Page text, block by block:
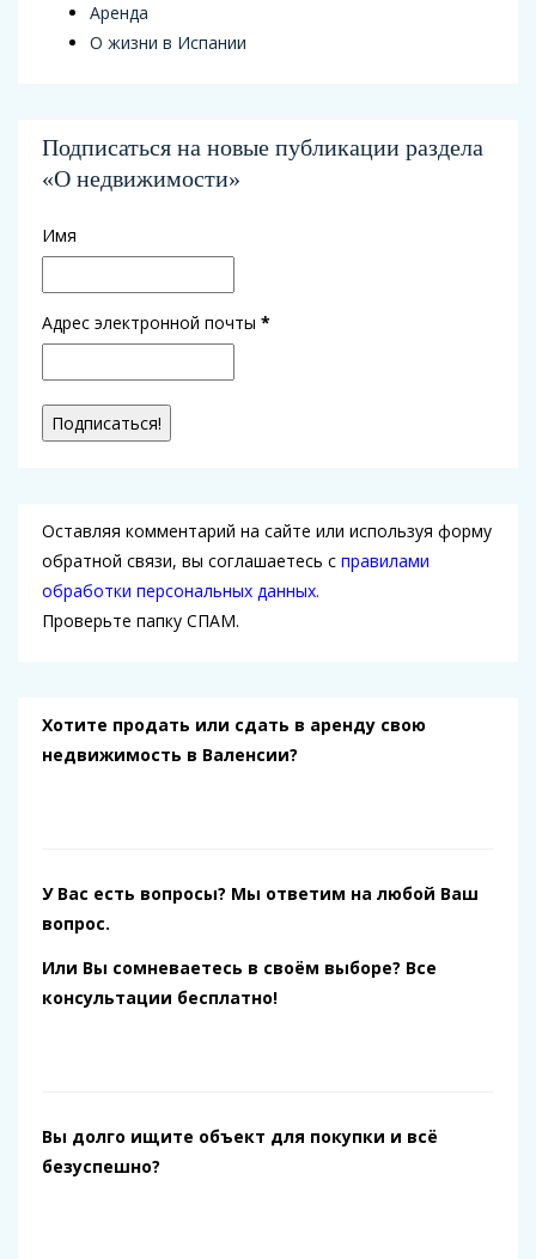
Аренда
О жизни в Испании
Подписаться на новые публикации раздела
«О недвижимости»
Имя
Адрес электронной почты *
Оставляя комментарий на сайте или используя форму
обратной связи, вы соглашаетесь с правилами
обработки персональных данных.
Проверьте папку СПАМ.
Хотите продать или сдать в аренду свою
недвижимость в Валенсии?
У Вас есть вопросы? Мы ответим на любой Ваш
вопрос.
Или Вы сомневаетесь в своём выборе? Все
консультации бесплатно!
Вы долго ищите объект для покупки и всё
безуспешно?